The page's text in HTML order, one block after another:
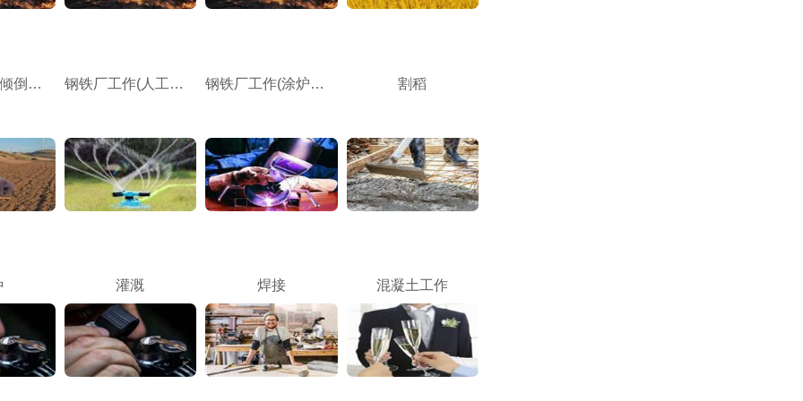
钢铁厂工作(倾倒熔炉) 钢铁厂工作(人工滚轧) 钢铁厂工作(涂炉床材料) 割稻
灌溉 焊接 混凝土工作